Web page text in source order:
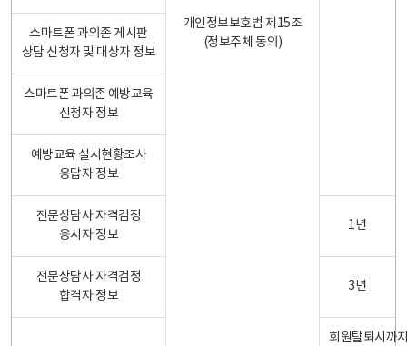
개인정보보호법 제15조
(정보주체 동의)
스마트폰 과의존 게시판
상담 신청자 및 대상자 정보
스마트폰 과의존 예방교육
신청자 정보
예방교육 실시현황조사
응답자 정보
전문상담사 자격검정
응시자 정보
1년
전문상담사 자격검정
합격자 정보
3년
회원탈퇴시까